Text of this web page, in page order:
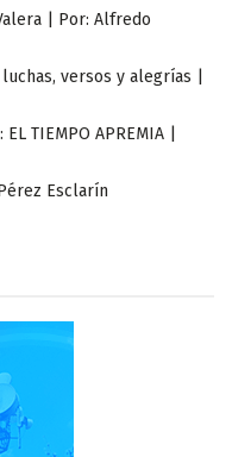
| Por: Alfredo
versos y alegrías |
EL TIEMPO APREMIA |
Esclarín